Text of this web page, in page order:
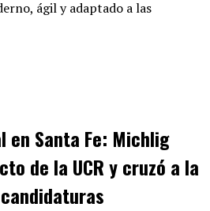
ágil y adaptado a las
Santa Fe: Michlig
de la UCR y cruzó a la